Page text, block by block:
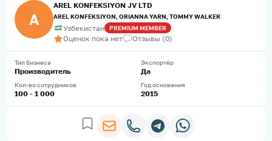
A
AREL KONFEKSIYON JV LTD
AREL KONFEKSIYON, ORIANNA YARN, TOMMY WALKER
Узбекистан PREMIUM MEMBER
Оценок пока нет Отзывы (0)
Тип бизнеса
Производитель
Экспортёр
Да
Кол-во сотрудников
100 - 1 000
Год основания
2015